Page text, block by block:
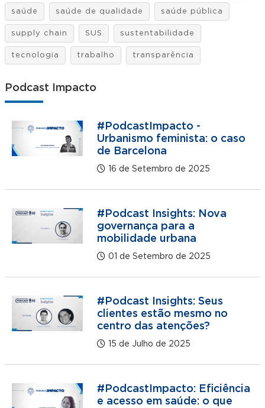
saúde saúde de qualidade saúde pública
supply chain SUS sustentabilidade
tecnologia trabalho transparência
Podcast Impacto
#PodcastImpacto -
Urbanismo feminista: o caso
de Barcelona
16 de Setembro de 2025
#Podcast Insights: Nova
governança para a
mobilidade urbana
01 de Setembro de 2025
#Podcast Insights: Seus
clientes estão mesmo no
centro das atenções?
15 de Julho de 2025
#PodcastImpacto: Eficiência
e acesso em saúde: o que